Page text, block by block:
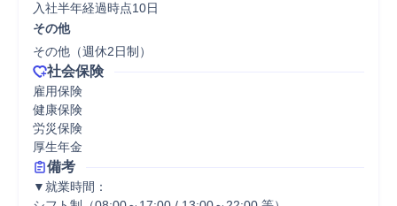
入社半年経過時点10日
その他
その他（週休2日制）
社会保険
雇用保険
健康保険
労災保険
厚生年金
備考
▼就業時間：